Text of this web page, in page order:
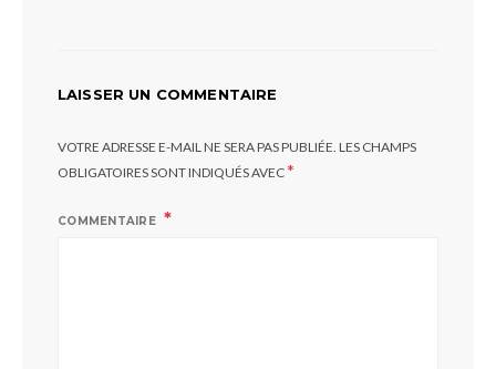
LAISSER UN COMMENTAIRE
VOTRE ADRESSE E-MAIL NE SERA PAS PUBLIÉE. LES CHAMPS
OBLIGATOIRES SONT INDIQUÉS AVEC*
COMMENTAIRE